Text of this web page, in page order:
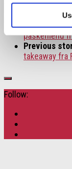
Tags:København
Next story
påskemenu
Previous
takeaway fra
Follow: